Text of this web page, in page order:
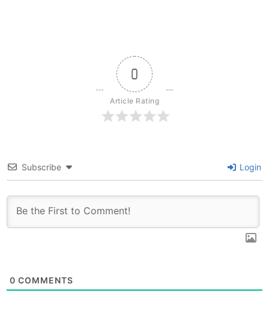
0
Article Rating
Subscribe Login
0 COMMENTS